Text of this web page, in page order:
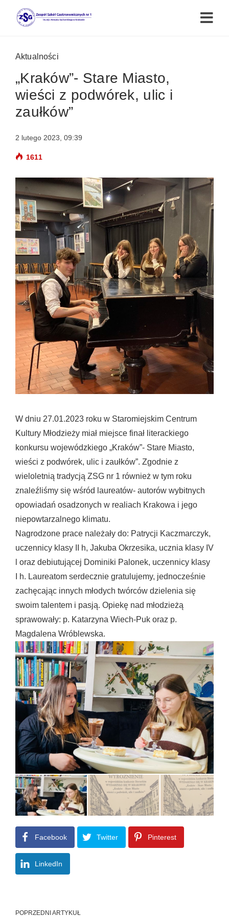
Aktualności
„Kraków”- Stare Miasto,
wieści z podwórek, ulic i
zaułków”
2 lutego 2023, 09:39
1611
W dniu 27.01.2023 roku w Staromiejskim Centrum
Kultury Młodzieży miał miejsce finał literackiego
konkursu wojewódzkiego „Kraków”- Stare Miasto,
wieści z podwórek, ulic i zaułków”. Zgodnie z
wieloletnią tradycją ZSG nr 1 również w tym roku
znaleźliśmy się wśród laureatów- autorów wybitnych
opowiadań osadzonych w realiach Krakowa i jego
niepowtarzalnego klimatu.
Nagrodzone prace należały do: Patrycji Kaczmarczyk,
uczennicy klasy II h, Jakuba Okrzesika, ucznia klasy IV
l oraz debiutującej Dominiki Palonek, uczennicy klasy
I h. Laureatom serdecznie gratulujemy, jednocześnie
zachęcając innych młodych twórców dzielenia się
swoim talentem i pasją. Opiekę nad młodzieżą
sprawowały: p. Katarzyna Wiech-Puk oraz p.
Magdalena Wróblewska.
Facebook Twitter Pinterest
LinkedIn
POPRZEDNI ARTYKUŁ